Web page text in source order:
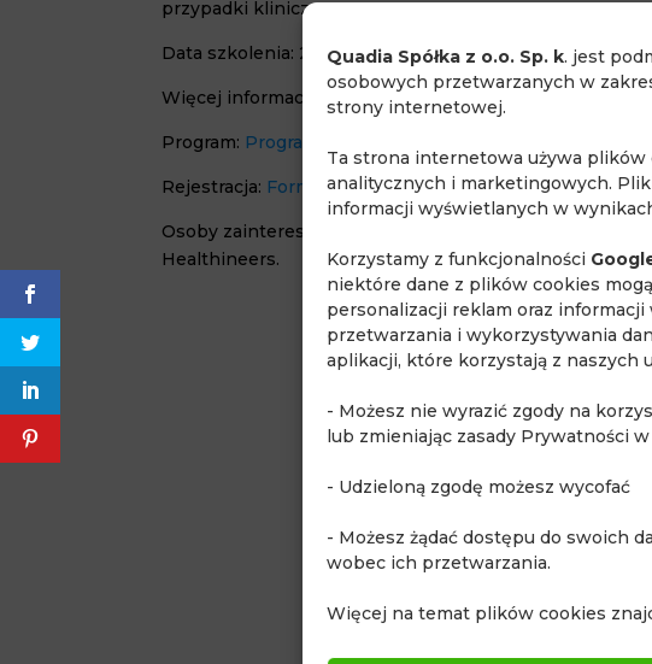
Quadia Spółka z o.o. Sp. k. jest
osobowych przetwarzanych w
strony internetowej.
Ta strona internetowa używa
analitycznych i marketingowych.
informacji wyświetlanych w
Korzystamy z funkcjonalności
niektóre dane z plików cookies
personalizacji reklam oraz
przetwarzania i wykorzystywania
aplikacji, które korzystają z naszych
- Możesz nie wyrazić zgody na
lub zmieniając zasady Prywatności
- Udzieloną zgodę możesz wycofać
- Możesz żądać dostępu do swoich
wobec ich przetwarzania.
Więcej na temat plików cookies
przypadki kliniczne.
Data szkolenia: 21 czerwca
Więcej informacji o szkoleniu znajduje się pod linkiem:
Program: Program kursu
Rejestracja: Formularz rejestracyjny
Osoby zainteresowane wzięciem udziału w szkoleniu
Healthineers.